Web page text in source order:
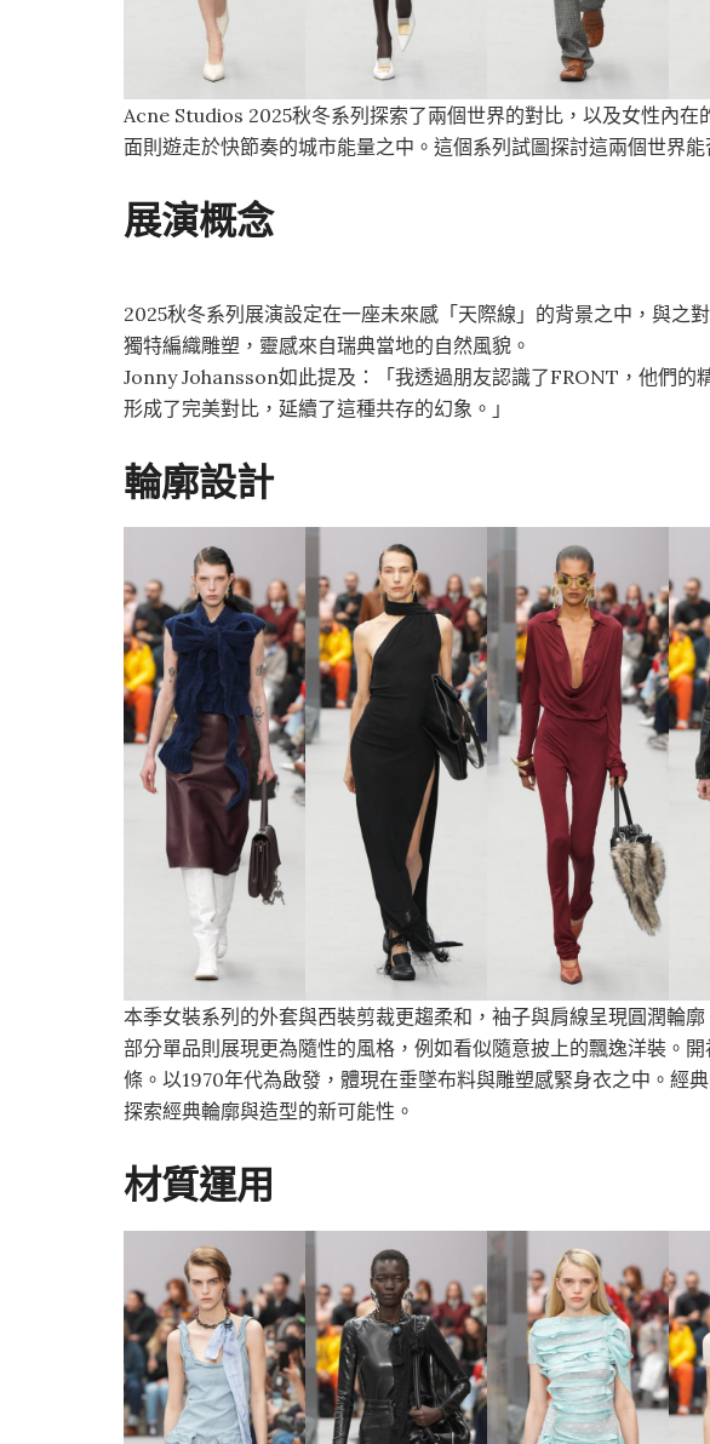
Acne Studios 2025秋冬系列探索了兩個世界的對比，以及女性內在
面則遊走於快節奏的城市能量之中。這個系列試圖探討這兩個世界能
展演概念
2025秋冬系列展演設定在一座未來感「天際線」的背景之中，與之
獨特編織雕塑，靈感來自瑞典當地的自然風貌。
Jonny Johansson如此提及：「我透過朋友認識了FRONT，他們的
形成了完美對比，延續了這種共存的幻象。」
輪廓設計
本季女裝系列的外套與西裝剪裁更趨柔和，袖子與肩線呈現圓潤輪
部分單品則展現更為隨性的風格，例如看似隨意披上的飄逸洋裝。
條。以1970年代為啟發，體現在垂墜布料與雕塑感緊身衣之中。經
探索經典輪廓與造型的新可能性。
材質運用